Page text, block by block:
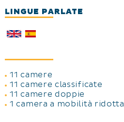
LINGUE PARLATE
11 camere
11 camere classificate
11 camere doppie
1 camera a mobilità ridotta